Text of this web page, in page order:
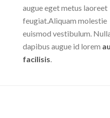
augue eget metus laoreet
feugiat.Aliquam molestie
euismod vestibulum.
dapibus augue id lorem
facilisis.